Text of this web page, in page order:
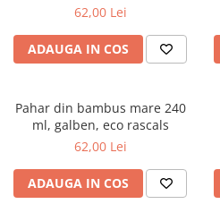
62,00 Lei
ADAUGA IN COS
Pahar din bambus mare 240
ml, galben, eco rascals
62,00 Lei
ADAUGA IN COS